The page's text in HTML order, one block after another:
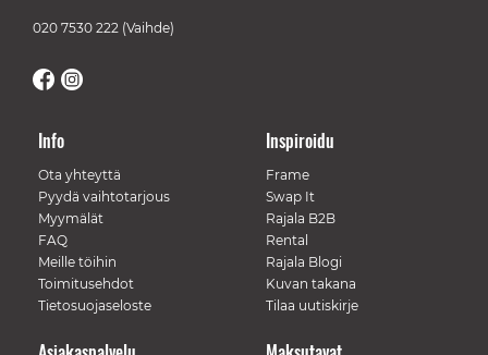
020 7530 222 (Vaihde)
Info
Ota yhteyttä
Pyydä vaihtotarjous
Myymälät
FAQ
Meille töihin
Toimitusehdot
Tietosuojaseloste
Inspiroidu
Frame
Swap It
Rajala B2B
Rental
Rajala Blogi
Kuvan takana
Tilaa uutiskirje